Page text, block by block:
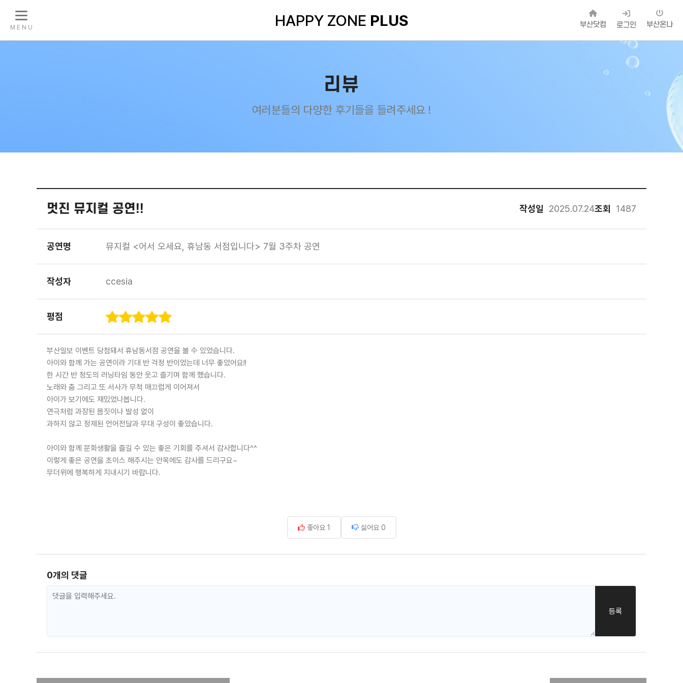
HAPPY ZONE PLUS
M E N U 부산닷컴 로그인 부산온나
리뷰
여러분들의 다양한 후기들을 들려주세요 !
멋진 뮤지컬 공연!! 작성일 2025.07.24조회 1487
공연명 뮤지컬 <어서 오세요, 휴남동 서점입니다> 7월 3주차 공연
작성자 ccesia
평점
부산일보 이벤트 당첨돼서 휴남동서점 공연을 볼 수 있었습니다.
아이와 함께 가는 공연이라 기대 반 걱정 반이었는데 너무 좋았어요!!
한 시간 반 정도의 러닝타임 동안 웃고 즐기며 함께 했습니다.
노래와 춤 그리고 또 서사가 무척 매끄럽게 이어져서
아이가 보기에도 재밌었나봅니다.
연극처럼 과장된 몸짓이나 발성 없이
과하지 않고 정제된 언어전달과 무대 구성이 좋았습니다.
아이와 함께 문화생활을 즐길 수 있는 좋은 기회를 주셔서 감사합니다^^
이렇게 좋은 공연을 초이스 해주시는 안목에도 감사를 드리구요~
무더위에 행복하게 지내시기 바랍니다.
좋아요 1 싫어요 0
0개의 댓글